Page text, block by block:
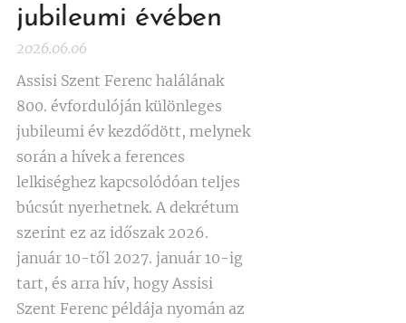
jubileumi évében
2026.06.06
Assisi Szent Ferenc halálának
800. évfordulóján különleges
jubileumi év kezdődött, melynek
során a hívek a ferences
lelkiséghez kapcsolódóan teljes
búcsút nyerhetnek. A dekrétum
szerint ez az időszak 2026.
január 10-től 2027. január 10-ig
tart, és arra hív, hogy Assisi
Szent Ferenc példája nyomán az